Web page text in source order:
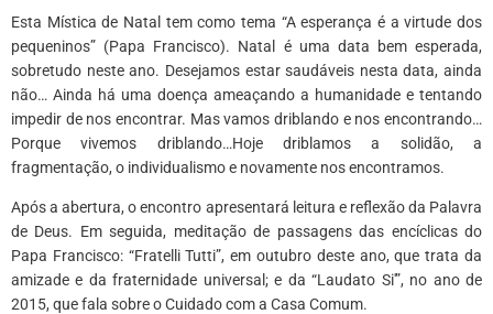
Esta Mística de Natal tem como tema “A esperança é a virtude dos
pequeninos” (Papa Francisco). Natal é uma data bem esperada,
sobretudo neste ano. Desejamos estar saudáveis nesta data, ainda
não… Ainda há uma doença ameaçando a humanidade e tentando
impedir de nos encontrar. Mas vamos driblando e nos encontrando…
Porque vivemos driblando…Hoje driblamos a solidão, a
fragmentação, o individualismo e novamente nos encontramos.
Após a abertura, o encontro apresentará leitura e reflexão da Palavra
de Deus. Em seguida, meditação de passagens das encíclicas do
Papa Francisco: “Fratelli Tutti”, em outubro deste ano, que trata da
amizade e da fraternidade universal; e da “Laudato Si'”, no ano de
2015, que fala sobre o Cuidado com a Casa Comum.